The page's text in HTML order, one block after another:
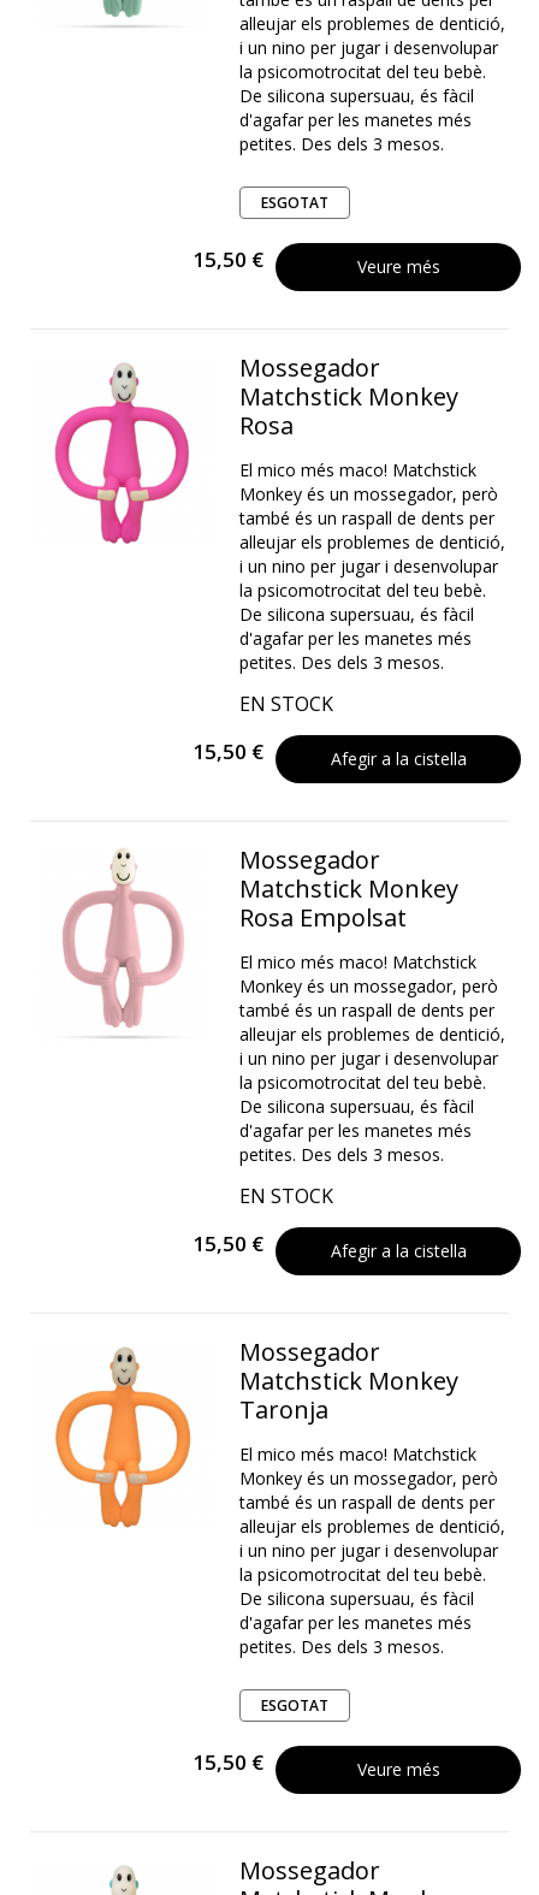
alleujar els problemes de dentició,
i un nino per jugar i desenvolupar
la psicomotrocitat del teu bebè.
De silicona supersuau, és fàcil
d'agafar per les manetes més
petites. Des dels 3 mesos.
ESGOTAT
15,50 € Veure més
Mossegador
Matchstick Monkey
Rosa
El mico més maco! Matchstick
Monkey és un mossegador, però
també és un raspall de dents per
alleujar els problemes de dentició,
i un nino per jugar i desenvolupar
la psicomotrocitat del teu bebè.
De silicona supersuau, és fàcil
d'agafar per les manetes més
petites. Des dels 3 mesos.
EN STOCK
15,50 € Afegir a la cistella
Mossegador
Matchstick Monkey
Rosa Empolsat
El mico més maco! Matchstick
Monkey és un mossegador, però
també és un raspall de dents per
alleujar els problemes de dentició,
i un nino per jugar i desenvolupar
la psicomotrocitat del teu bebè.
De silicona supersuau, és fàcil
d'agafar per les manetes més
petites. Des dels 3 mesos.
EN STOCK
15,50 € Afegir a la cistella
Mossegador
Matchstick Monkey
Taronja
El mico més maco! Matchstick
Monkey és un mossegador, però
també és un raspall de dents per
alleujar els problemes de dentició,
i un nino per jugar i desenvolupar
la psicomotrocitat del teu bebè.
De silicona supersuau, és fàcil
d'agafar per les manetes més
petites. Des dels 3 mesos.
ESGOTAT
15,50 € Veure més
Mossegador